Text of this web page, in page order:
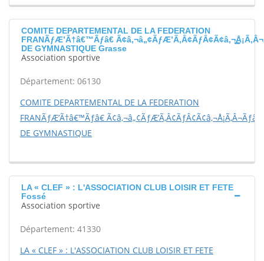
COMITE DEPARTEMENTAL DE LA FEDERATION
FRANÃƒÆ’Ã†â€™Ãƒâ€
DE GYMNASTIQUE Grasse
Association sportive
Département: 06130
COMITE DEPARTEMENTAL DE LA FEDERATION
FRANÃƒÆ’Ã†â€™Ãƒâ€
DE GYMNASTIQUE
LA « CLEF » : L'ASSOCIATION CLUB LOISIR ET FETE
Fossé
Association sportive
Département: 41330
LA « CLEF » : L'ASSOCIATION CLUB LOISIR ET FETE